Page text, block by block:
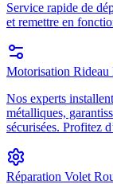
Service rapide de
et remettre en
Motorisation Rideau
Nos experts
métalliques,
sécurisées. Profitez
Réparation Volet